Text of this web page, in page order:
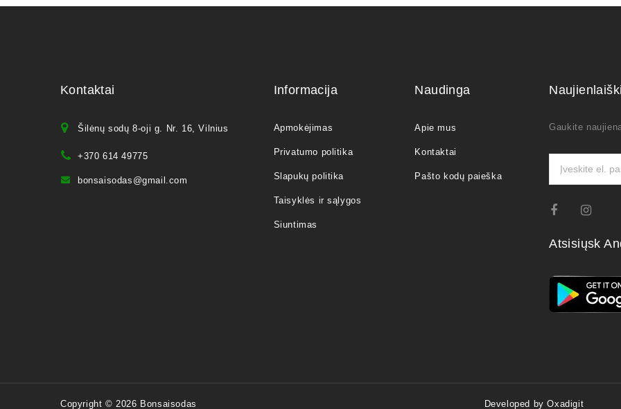
Kontaktai
Šilėnų sodų 8-oji g. Nr. 16, Vilnius
+370 614 49775
bonsaisodas@gmail.com
Informacija
Apmokėjimas
Privatumo politika
Slapukų politika
Taisyklės ir sąlygos
Siuntimas
Naudinga
Apie mus
Kontaktai
Pašto kodų paieška
Gaukite
Atsisiųsk
Copyright © 2026 Bonsaisodas Developed by Oxadigit